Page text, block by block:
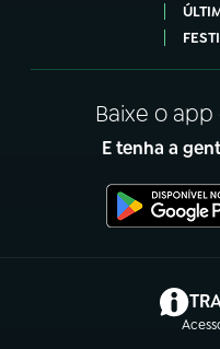
Baixe o
E tenha a